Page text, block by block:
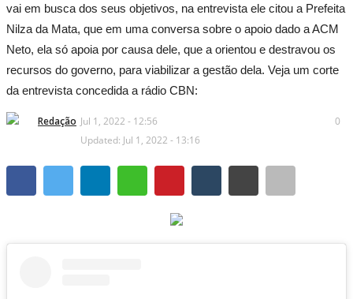
Educação
Municípios
Tds
São Sebastião do Passé
São Francisco do Conde
vai em busca dos seus objetivos, na entrevista ele citou a Prefeita
Nilza da Mata, que em uma conversa sobre o apoio dado a ACM
Neto, ela só apoia por causa dele, que a orientou e destravou os
recursos do governo, para viabilizar a gestão dela. Veja um corte
da entrevista concedida a rádio CBN:
Redação Jul 1, 2022 - 12:56
Updated: Jul 1, 2022 - 13:16
0